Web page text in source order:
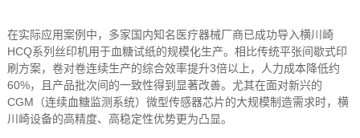
在实际应用案例中，多家国内知名医疗器械厂商已成功导入横川崎
HCQ系列丝印机用于血糖试纸的规模化生产。相比传统平张间歇式印
刷方案，卷对卷连续生产的综合效率提升3倍以上，人力成本降低约
60%，且产品批次间的一致性得到显著改善。尤其在面对新兴的
CGM （连续血糖监测系统）微型传感器芯片的大规模制造需求时，横
川崎设备的高精度、高稳定性优势更为凸显。